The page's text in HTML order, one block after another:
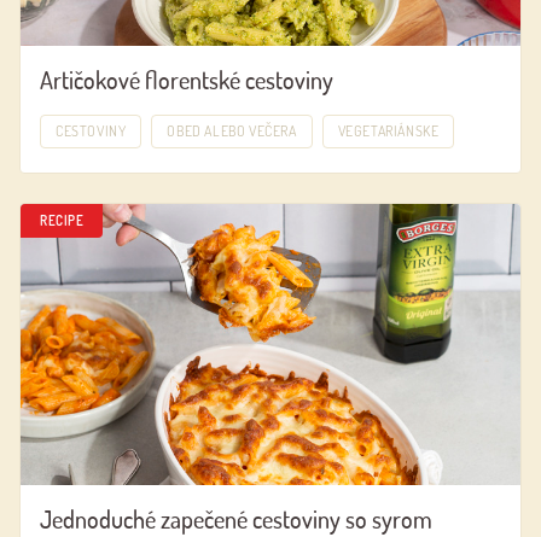
Artičokové florentské cestoviny
CESTOVINY OBED ALEBO VEČERA VEGETARIÁNSKE
RECIPE
Jednoduché zapečené cestoviny so syrom